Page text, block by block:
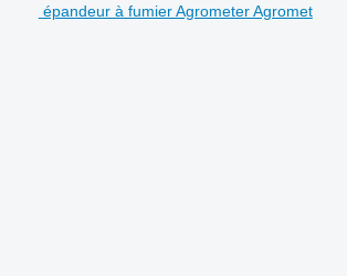
épandeur à fumier Agrometer Agromet